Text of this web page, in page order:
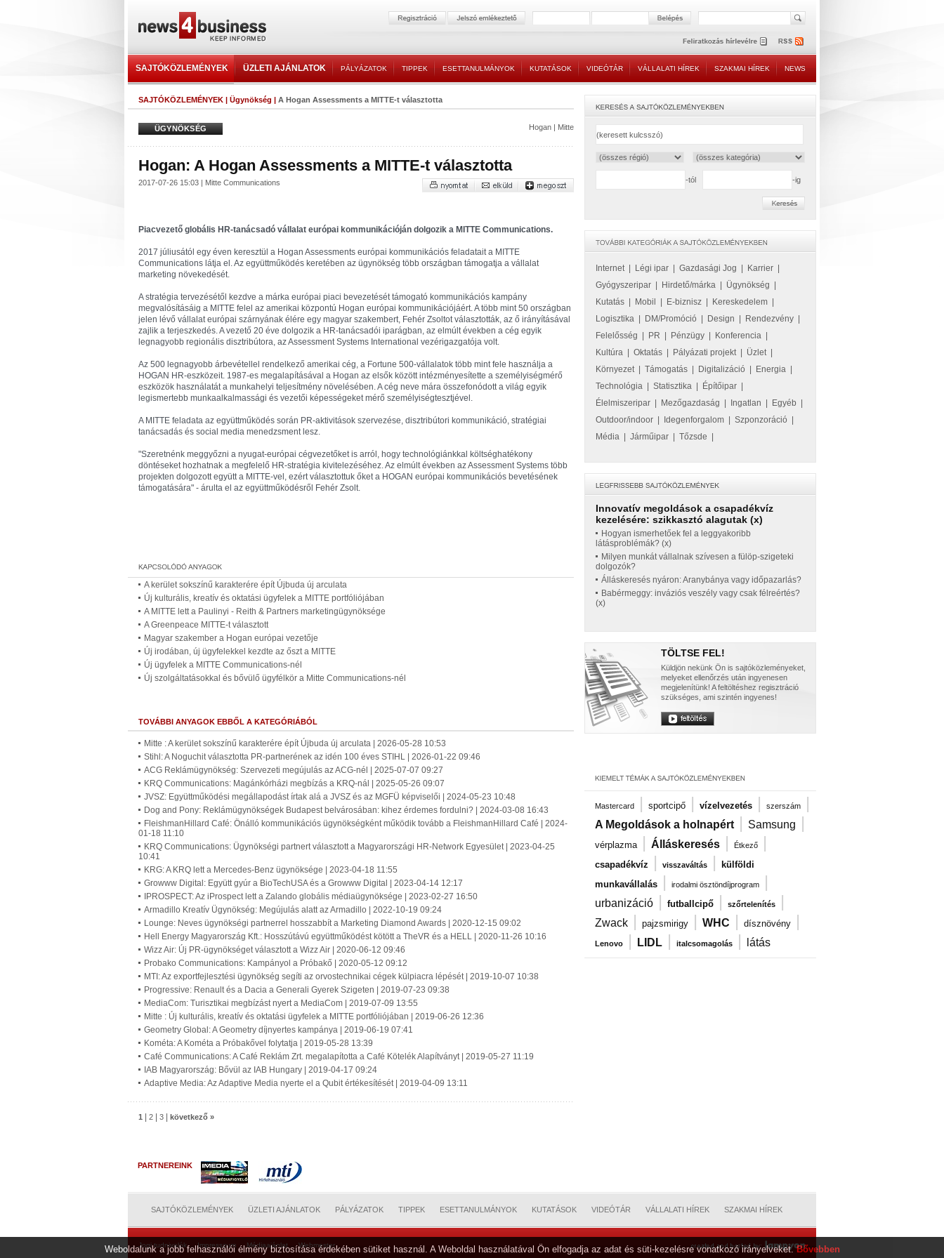
SAJTÓKÖZLEMÉNYEK ÜZLETI AJÁNLATOK PÁLYÁZATOK TIPPEK ESETTANULMÁNYOK KUTATÁSOK VIDEÓTÁR VÁLLALATI HÍREK SZAKMAI HÍREK NEWS
SAJTÓKÖZLEMÉNYEK | Ügynökség | A Hogan Assessments a MITTE-t választotta
ÜGYNÖKSÉG Hogan | Mitte
Hogan: A Hogan Assessments a MITTE-t választotta
2017-07-26 15:03 | Mitte Communications
Piacvezető globális HR-tanácsadó vállalat európai kommunikációján dolgozik a MITTE Communications.
2017 júliusától egy éven keresztül a Hogan Assessments európai kommunikációs feladatait a MITTE
Communications látja el. Az együttműködés keretében az ügynökség több országban támogatja a vállalat
marketing növekedését.
A stratégia tervezésétől kezdve a márka európai piaci bevezetését támogató kommunikációs kampány
megvalósításáig a MITTE felel az amerikai központú Hogan európai kommunikációjáért. A több mint 50 országban
jelen lévő vállalat európai szárnyának élére egy magyar szakembert, Fehér Zsoltot választották, az ő irányításával
zajlik a terjeszkedés. A vezető 20 éve dolgozik a HR-tanácsadói iparágban, az elmúlt években a cég egyik
legnagyobb regionális disztribútora, az Assessment Systems International vezérigazgatója volt.
Az 500 legnagyobb árbevétellel rendelkező amerikai cég, a Fortune 500-vállalatok több mint fele használja a
HOGAN HR-eszközeit. 1987-es megalapításával a Hogan az elsők között intézményesítette a személyiségmérő
eszközök használatát a munkahelyi teljesítmény növelésében. A cég neve mára összefonódott a világ egyik
legismertebb munkaalkalmassági és vezetői képességeket mérő személyiségtesztjével.
A MITTE feladata az együttműködés során PR-aktivitások szervezése, disztribútori kommunikáció, stratégiai
tanácsadás és social media menedzsment lesz.
"Szeretnénk meggyőzni a nyugat-európai cégvezetőket is arról, hogy technológiánkkal költséghatékony
döntéseket hozhatnak a megfelelő HR-stratégia kivitelezéséhez. Az elmúlt években az Assessment Systems több
projekten dolgozott együtt a MITTE-vel, ezért választottuk őket a HOGAN európai kommunikációs bevetésének
támogatására" - árulta el az együttműködésről Fehér Zsolt.
A kerület sokszínű karakterére épít Újbuda új arculata
Új kulturális, kreatív és oktatási ügyfelek a MITTE portfóliójában
A MITTE lett a Paulinyi - Reith & Partners marketingügynöksége
A Greenpeace MITTE-t választott
Magyar szakember a Hogan európai vezetője
Új irodában, új ügyfelekkel kezdte az őszt a MITTE
Új ügyfelek a MITTE Communications-nél
Új szolgáltatásokkal és bővülő ügyfélkör a Mitte Communications-nél
TOVÁBBI ANYAGOK EBBŐL A KATEGÓRIÁBÓL
Mitte : A kerület sokszínű karakterére épít Újbuda új arculata | 2026-05-28 10:53
Stihl: A Noguchit választotta PR-partnerének az idén 100 éves STIHL | 2026-01-22 09:46
ACG Reklámügynökség: Szervezeti megújulás az ACG-nél | 2025-07-07 09:27
KRQ Communications: Magánkórházi megbízás a KRQ-nál | 2025-05-26 09:07
JVSZ: Együttműködési megállapodást írtak alá a JVSZ és az MGFÜ képviselői | 2024-05-23 10:48
Dog and Pony: Reklámügynökségek Budapest belvárosában: kihez érdemes fordulni? | 2024-03-08 16:43
FleishmanHillard Café: Önálló kommunikációs ügynökségként működik tovább a FleishmanHillard Café | 2024-
01-18 11:10
KRQ Communications: Ügynökségi partnert választott a Magyarországi HR-Network Egyesület | 2023-04-25
10:41
KRG: A KRQ lett a Mercedes-Benz ügynöksége | 2023-04-18 11:55
Growww Digital: Együtt gyúr a BioTechUSA és a Growww Digital | 2023-04-14 12:17
IPROSPECT: Az iProspect lett a Zalando globális médiaügynöksége | 2023-02-27 16:50
Armadillo Kreatív Ügynökség: Megújulás alatt az Armadillo | 2022-10-19 09:24
Lounge: Neves ügynökségi partnerrel hosszabbít a Marketing Diamond Awards | 2020-12-15 09:02
Hell Energy Magyarország Kft.: Hosszútávú együttműködést kötött a TheVR és a HELL | 2020-11-26 10:16
Wizz Air: Új PR-ügynökséget választott a Wizz Air | 2020-06-12 09:46
Probako Communications: Kampányol a Próbakő | 2020-05-12 09:12
MTI: Az exportfejlesztési ügynökség segíti az orvostechnikai cégek külpiacra lépését | 2019-10-07 10:38
Progressive: Renault és a Dacia a Generali Gyerek Szigeten | 2019-07-23 09:38
MediaCom: Turisztikai megbízást nyert a MediaCom | 2019-07-09 13:55
Mitte : Új kulturális, kreatív és oktatási ügyfelek a MITTE portfóliójában | 2019-06-26 12:36
Geometry Global: A Geometry díjnyertes kampánya | 2019-06-19 07:41
Kométa: A Kométa a Próbakővel folytatja | 2019-05-28 13:39
Café Communications: A Café Reklám Zrt. megalapította a Café Kötelék Alapítványt | 2019-05-27 11:19
IAB Magyarország: Bővül az IAB Hungary | 2019-04-17 09:24
Adaptive Media: Az Adaptive Media nyerte el a Qubit értékesítését | 2019-04-09 13:11
1 2 3 következő »
-tól -ig
Internet| Légi ipar Gazdasági Jog Karrier
Gyógyszeripar
Hirdető/márka Ügynökség
Kutatás
Mobil E-biznisz Kereskedelem
Logisztika
DM/Promóció Design Rendezvény
Felelősség
PR Pénzügy Konferencia
Kultúra
Oktatás Pályázati projekt| Üzlet|
Környezet| Támogatás Digitalizáció Energia
Technológia
Statisztika Építőipar
Élelmiszeripar
Mezőgazdaság Ingatlan Egyéb
Outdoor/indoor
Idegenforgalom Szponzoráció
Média
Járműipar Tőzsde
Innovatív megoldások a csapadékvíz
kezelésére: szikkasztó alagutak (x)
Hogyan ismerhetőek fel a leggyakoribb
látásproblémák? (x)
Milyen munkát vállalnak szívesen a fülöp-szigeteki
dolgozók?
Álláskeresés nyáron: Aranybánya vagy időpazarlás?
Babérmeggy: inváziós veszély vagy csak félreértés?
(x)
TÖLTSE FEL!
Küldjön nekünk Ön is sajtóközleményeket,
melyeket ellenőrzés után ingyenesen
megjelenítünk! A feltöltéshez regisztráció
szükséges, ami szintén ingyenes!
Mastercard | sportcipő | vízelvezetés | szerszám |
A Megoldások a holnapért | Samsung |
vérplazma | Álláskeresés | Étkező |
csapadékvíz | visszaváltás |
külföldi
munkavállalás | irodalmi ösztöndíjprogram |
urbanizáció | futballcipő | szőrtelenítés |
Zwack | pajzsmirigy | WHC | dísznövény |
Lenovo | LIDL | italcsomagolás | látás
PARTNEREINK
SAJTÓKÖZLEMÉNYEK ÜZLETI AJÁNLATOK PÁLYÁZATOK TIPPEK ESETTANULMÁNYOK KUTATÁSOK VIDEÓTÁR VÁLLALATI HÍREK SZAKMAI HÍREK
Jogi tudnivalók Impresszum Médiaajánlat Webmester
Weboldalunk a jobb felhasználói élmény biztosítása érdekében sütiket használ. A Weboldal használatával Ön elfogadja az adat és süti-kezelésre vonatkozó irányelveket.Bővebben